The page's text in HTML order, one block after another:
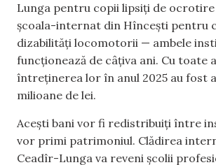
Lunga pentru copii lipsiți de ocrotire
școala-internat din Hîncești pentru
dizabilități locomotorii — ambele
funcționează de câțiva ani. Cu toate
întreținerea lor în anul 2025 au fost
milioane de lei.
Acești bani vor fi redistribuiți între
vor primi patrimoniul. Clădirea
Ceadîr-Lunga va reveni școlii